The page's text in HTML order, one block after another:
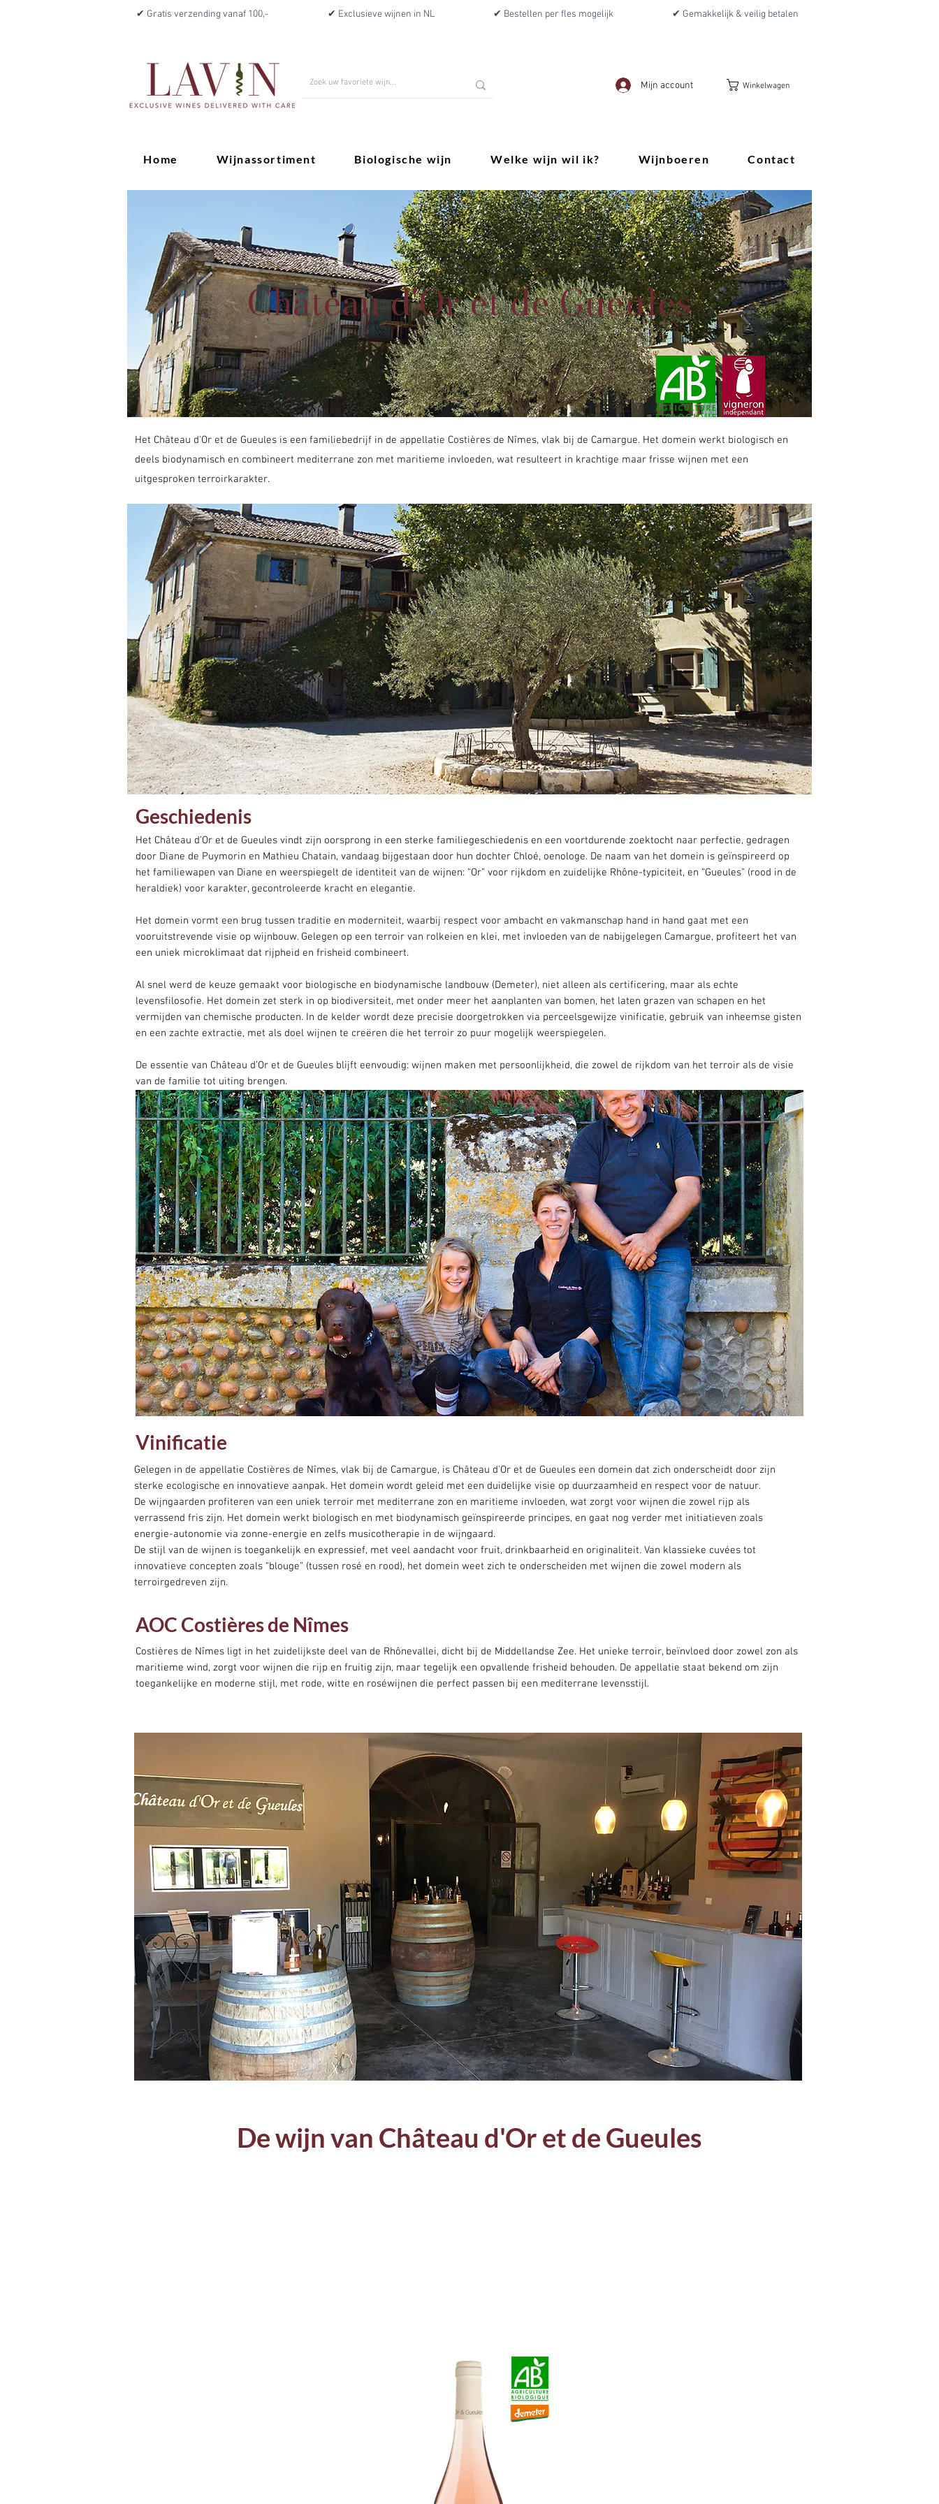
✔ Gratis verzending vanaf 100,- ✔ Exclusieve wijnen in NL ✔ Bestellen per fles mogelijk ✔ Gemakkelijk & veilig betalen
Mijn account Winkelwagen
Home Wijnassortiment Biologische wijn Welke wijn wil ik? Wijnboeren Contact
Château d'Or et de Gueules
Het Château d'Or et de Gueules is een familiebedrijf in de appellatie Costières de Nîmes, vlak bij de Camargue. Het domein werkt biologisch en
deels biodynamisch en combineert mediterrane zon met maritieme invloeden, wat resulteert in krachtige maar frisse wijnen met een
uitgesproken terroirkarakter.
Geschiedenis
Het Château d’Or et de Gueules vindt zijn oorsprong in een sterke familiegeschiedenis en een voortdurende zoektocht naar perfectie, gedragen
door Diane de Puymorin en Mathieu Chatain, vandaag bijgestaan door hun dochter Chloé, oenologe. De naam van het domein is geïnspireerd op
het familiewapen van Diane en weerspiegelt de identiteit van de wijnen: “Or” voor rijkdom en zuidelijke Rhône-typiciteit, en “Gueules” (rood in de
heraldiek) voor karakter, gecontroleerde kracht en elegantie.
Het domein vormt een brug tussen traditie en moderniteit, waarbij respect voor ambacht en vakmanschap hand in hand gaat met een
vooruitstrevende visie op wijnbouw. Gelegen op een terroir van rolkeien en klei, met invloeden van de nabijgelegen Camargue, profiteert het van
een uniek microklimaat dat rijpheid en frisheid combineert.
Al snel werd de keuze gemaakt voor biologische en biodynamische landbouw (Demeter), niet alleen als certificering, maar als echte
levensfilosofie. Het domein zet sterk in op biodiversiteit, met onder meer het aanplanten van bomen, het laten grazen van schapen en het
vermijden van chemische producten. In de kelder wordt deze precisie doorgetrokken via perceelsgewijze vinificatie, gebruik van inheemse gisten
en een zachte extractie, met als doel wijnen te creëren die het terroir zo puur mogelijk weerspiegelen.
De essentie van Château d’Or et de Gueules blijft eenvoudig: wijnen maken met persoonlijkheid, die zowel de rijkdom van het terroir als de visie
van de familie tot uiting brengen.
Vinificatie
Gelegen in de appellatie Costières de Nîmes, vlak bij de Camargue, is Château d'Or et de Gueules een domein dat zich onderscheidt door zijn
sterke ecologische en innovatieve aanpak. Het domein wordt geleid met een duidelijke visie op duurzaamheid en respect voor de natuur.
De wijngaarden profiteren van een uniek terroir met mediterrane zon en maritieme invloeden, wat zorgt voor wijnen die zowel rijp als
verrassend fris zijn. Het domein werkt biologisch en met biodynamisch geïnspireerde principes, en gaat nog verder met initiatieven zoals
energie-autonomie via zonne-energie en zelfs musicotherapie in de wijngaard.
De stijl van de wijnen is toegankelijk en expressief, met veel aandacht voor fruit, drinkbaarheid en originaliteit. Van klassieke cuvées tot
innovatieve concepten zoals “blouge” (tussen rosé en rood), het domein weet zich te onderscheiden met wijnen die zowel modern als
terroirgedreven zijn.
AOC Costières de Nîmes
Costières de Nîmes ligt in het zuidelijkste deel van de Rhônevallei, dicht bij de Middellandse Zee. Het unieke terroir, beïnvloed door zowel zon als
maritieme wind, zorgt voor wijnen die rijp en fruitig zijn, maar tegelijk een opvallende frisheid behouden. De appellatie staat bekend om zijn
toegankelijke en moderne stijl, met rode, witte en roséwijnen die perfect passen bij een mediterrane levensstijl.
De wijn van Château d'Or et de Gueules